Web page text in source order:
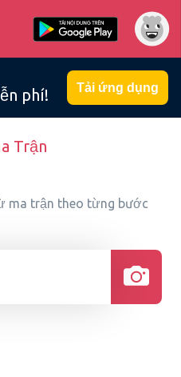
phí! Tải ứng dụng
Trận
ma trận theo từng bước